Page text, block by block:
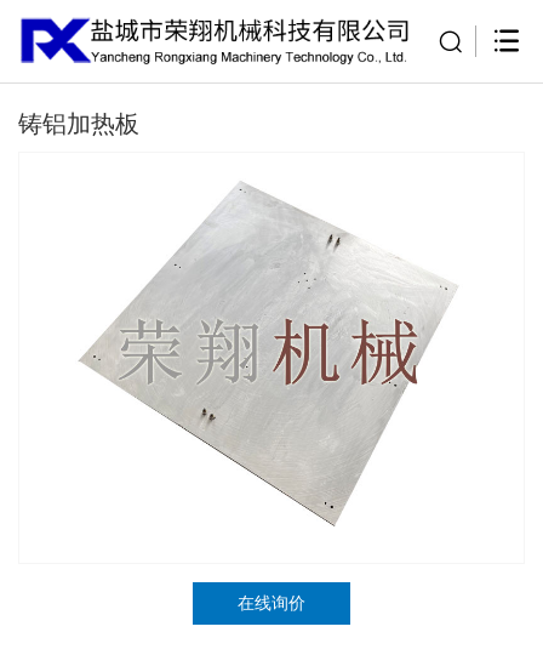
铸铝加热板
在线询价